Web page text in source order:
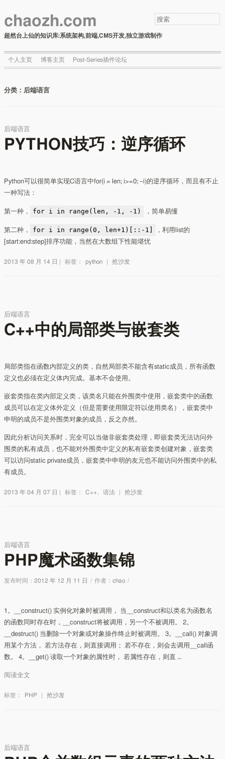
chaozh.com
超然台上仙的知识库:系统架构,前端,CMS开发,独立游戏制作
个人主页 博客主页 Post-Series插件论坛
分类： 后端语言
后端语言
PYTHON技巧：逆序循环
Python可以很简单实现C语言中for(i = len; i>=0; –i)的逆序循环，而且有不止
一种写法：
第一种， for i in range(len, -1, -1) ，简单易懂
第二种， for i in range(0, len+1)[::-1]
，利用list的
[start:end:step]排序功能，当然在大数组下性能堪忧
2013 年 08 月 14 日 标签： python 抢沙发
后端语言
C++中的局部类与嵌套类
局部类指在函数内部定义的类，自然局部类不能含有static成员，所有函数
定义也必须在定义体内完成。基本不会使用。
嵌套类指在类内部定义类，该类名只能在外围类中使用，嵌套类中的函数
成员可以在定义体外定义（但是需要使用限定符以使用类名），嵌套类中
申明的成员不是外围类对象的成员，反之亦然。
因此分析访问关系时，完全可以当做非嵌套类处理，即嵌套类无法访问外
围类的私有成员，也不能对外围类中定义的私有嵌套类创建对象，嵌套类
可以访问static private成员，嵌套类中申明的友元也不能访问外围类中的私
有成员。
2013 年 04 月 07 日 标签： C++ 、语法 抢沙发
后端语言
PHP魔术函数集锦
发布时间：2012 年 12 月 11 日 / 作者：chao /
1。__construct() 实例化对象时被调用， 当__construct和以类名为函数名
的函数同时存在时，__construct将被调用，另一个不被调用。 2。
__destruct() 当删除一个对象或对象操作终止时被调用。 3。__call() 对象调
用某个方法， 若方法存在，则直接调用； 若不存在，则会去调用__call函
数。 4。__get() 读取一个对象的属性时， 若属性存在，则直 …
阅读全文
标签： PHP 抢沙发
后端语言